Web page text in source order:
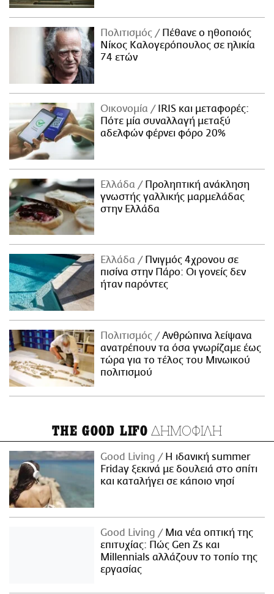
Πολιτισμός
Πέθανε ο ηθοποιός
Νίκος Καλογερόπουλος σε ηλικία
74 ετών
Οικονομία
IRIS και μεταφορές:
Πότε μία συναλλαγή μεταξύ
αδελφών φέρνει φόρο 20%
Ελλάδα
Προληπτική ανάκληση
γνωστής γαλλικής μαρμελάδας
στην Ελλάδα
Ελλάδα
Πνιγμός 4χρονου σε
πισίνα στην Πάρο: Οι γονείς δεν
ήταν παρόντες
Πολιτισμός
Ανθρώπινα λείψανα
ανατρέπουν τα όσα γνωρίζαμε έως
τώρα για το τέλος του Μινωικού
πολιτισμού
THE GOOD LIFO ΔΗΜΟΦΙΛΗ
Good Living
Η ιδανική summer
Friday ξεκινά με δουλειά στο σπίτι
και καταλήγει σε κάποιο νησί
Good Living
Μια νέα οπτική της
επιτυχίας: Πώς Gen Zs και
Millennials αλλάζουν το τοπίο της
εργασίας